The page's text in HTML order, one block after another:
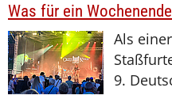
Was für ein
Als
9.